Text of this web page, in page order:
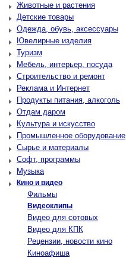
Животные и растения
Детские товары
Одежда, обувь, аксессуары
Ювелирные изделия
Туризм
Мебель, интерьер, посуда
Строительство и ремонт
Реклама и Интернет
Продукты питания, алкоголь
Отдам даром
Культура и искусство
Промышленное оборудование
Сырье и материалы
Софт, программы
Музыка
Кино и видео
Фильмы
Видеоклипы
Видео для сотовых
Видео для КПК
Рецензии, новости кино
Киноафиша